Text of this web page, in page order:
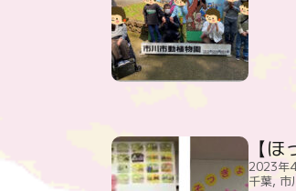
【
2023年
千葉, 市